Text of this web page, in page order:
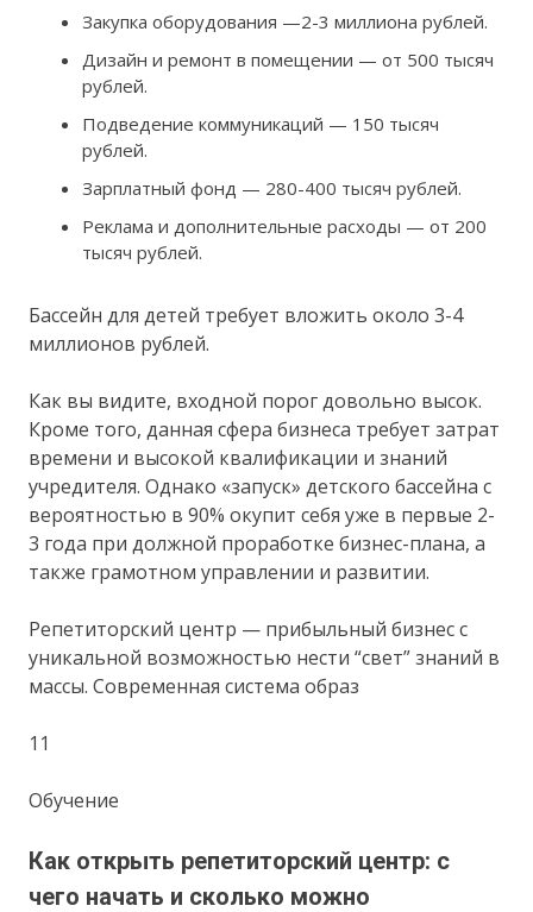
Закупка оборудования —2-3 миллиона рублей.
Дизайн и ремонт в помещении — от 500 тысяч
рублей.
Подведение коммуникаций — 150 тысяч
рублей.
Зарплатный фонд — 280-400 тысяч рублей.
Реклама и дополнительные расходы — от 200
тысяч рублей.
Бассейн для детей требует вложить около 3-4
миллионов рублей.
Как вы видите, входной порог довольно высок.
Кроме того, данная сфера бизнеса требует затрат
времени и высокой квалификации и знаний
учредителя. Однако «запуск» детского бассейна с
вероятностью в 90% окупит себя уже в первые 2-
3 года при должной проработке бизнес-плана, а
также грамотном управлении и развитии.
Репетиторский центр — прибыльный бизнес с
уникальной возможностью нести “свет” знаний в
массы. Современная система образ
11
Обучение
Как открыть репетиторский центр: с
чего начать и сколько можно